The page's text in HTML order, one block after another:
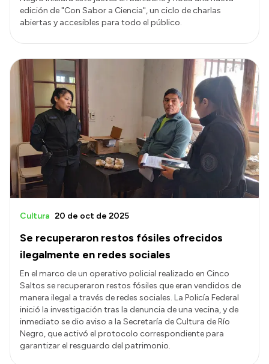
edición de "Con Sabor a Ciencia", un ciclo de charlas
abiertas y accesibles para todo el público.
Se recuperaron restos fósiles ofrecidos
ilegalmente en redes sociales
Cultura 20 de oct de 2025
En el marco de un operativo policial realizado en Cinco
Saltos se recuperaron restos fósiles que eran vendidos de
manera ilegal a través de redes sociales. La Policía Federal
inició la investigación tras la denuncia de una vecina, y de
inmediato se dio aviso a la Secretaría de Cultura de Río
Negro, que activó el protocolo correspondiente para
garantizar el resguardo del patrimonio.